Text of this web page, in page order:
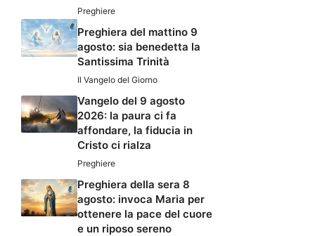
Preghiere
Preghiera del mattino 9
agosto: sia benedetta la
Santissima Trinità
Il Vangelo del Giorno
Vangelo del 9 agosto
2026: la paura ci fa
affondare, la fiducia in
Cristo ci rialza
Preghiere
Preghiera della sera 8
agosto: invoca Maria per
ottenere la pace del cuore
e un riposo sereno